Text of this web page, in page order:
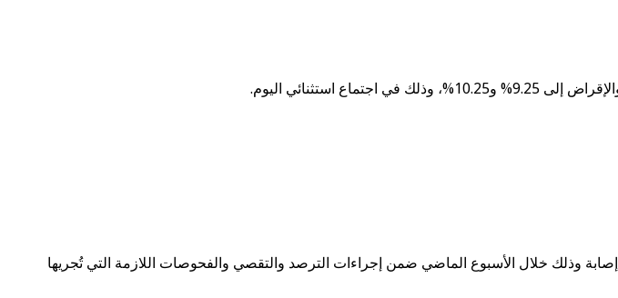
أعلنت وزارة الصحة والسكان، اليوم، السبت، أن متوسط عدد الاصابات اليومي بفيروس كورونا بلغ 788 إصابة وذلك خلال الأسبوع الماضي ضمن إجراءات الترصد والتقصي والفحوصات اللازمة التي تُجريها